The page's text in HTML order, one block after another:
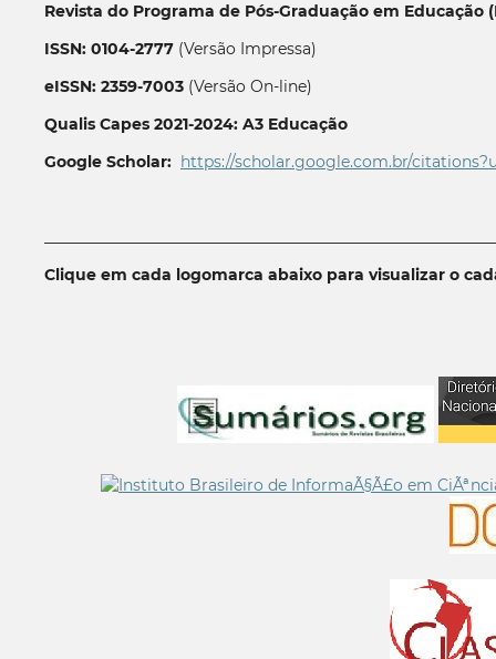
Revista do Programa de Pós-Graduação em Educação
ISSN: 0104-2777(Versão Impressa)
eISSN: 2359-7003(Versão On-line)
Qualis Capes 2021-2024: A3 Educação
Google Scholar: https://scholar.google.com.br/
Clique em cada logomarca abaixo para visualizar o